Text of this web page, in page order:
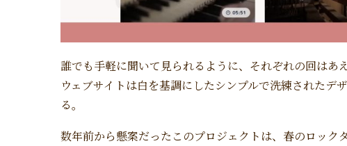
誰でも手軽に聞いて見られるように、それぞれの回はあ
ウェブサイトは白を基調にしたシンプルで洗練されたデ
る。
数年前から懸案だったこのプロジェクトは、春のロック